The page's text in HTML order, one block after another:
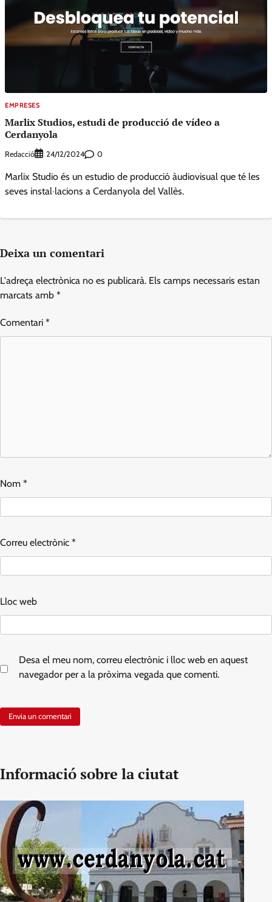
EMPRESES
Marlix Studios, estudi de producció de vídeo a
Cerdanyola
Redacció 24/12/2024 0
Marlix Studio és un estudio de producció àudiovisual que té les
seves instal·lacions a Cerdanyola del Vallès.
Deixa un comentari
L'adreça electrònica no es publicarà. Els camps necessaris estan
marcats amb *
Comentari *
Nom *
Correu electrònic *
Lloc web
Desa el meu nom, correu electrònic i lloc web en aquest
navegador per a la pròxima vegada que comenti.
Informació sobre la ciutat